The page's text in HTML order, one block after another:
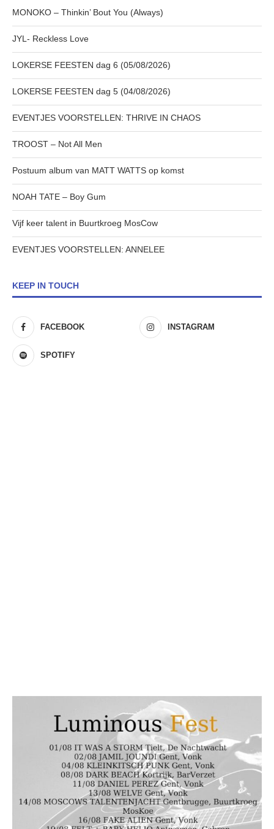
MONOKO – Thinkin’ Bout You (Always)
JYL- Reckless Love
LOKERSE FEESTEN dag 6 (05/08/2026)
LOKERSE FEESTEN dag 5 (04/08/2026)
EVENTJES VOORSTELLEN: THRIVE IN CHAOS
TROOST – Not All Men
Postuum album van MATT WATTS op komst
NOAH TATE – Boy Gum
Vijf keer talent in Buurtkroeg MosCow
EVENTJES VOORSTELLEN: ANNELEE
KEEP IN TOUCH
FACEBOOK INSTAGRAM
SPOTIFY